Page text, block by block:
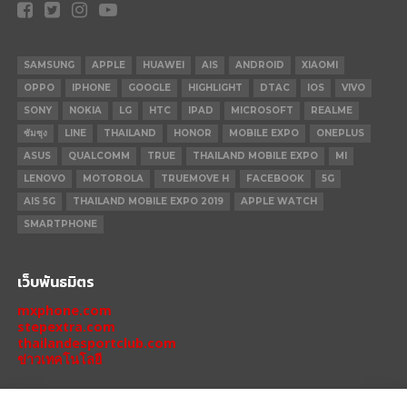
SAMSUNG APPLE HUAWEI AIS ANDROID
XIAOMI
OPPO
IPHONE GOOGLE HIGHLIGHT DTAC IOS
VIVO
SONY
NOKIA LG HTC IPAD MICROSOFT
REALME
ซัมซุง
LINE THAILAND HONOR MOBILE EXPO
ONEPLUS
ASUS
QUALCOMM TRUE THAILAND MOBILE EXPO
MI
LENOVO
MOTOROLA TRUEMOVE H FACEBOOK
5G
AIS 5G
THAILAND MOBILE EXPO 2019
APPLE WATCH
SMARTPHONE
เว็บพันธมิตร
mxphone.com
stepextra.com
thailandesportclub.com
ข่าวเทคโนโลยี